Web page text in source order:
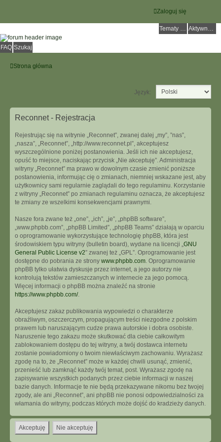
Zaloguj się
Tematy bez odpowiedzi Aktywne tematy
FAQ Szukaj
Strona główna
Język:
Reconnet - Rejestracja
Rejestrując się na witrynie „Reconnet”, zwanej dalej „my”, ”nas”,
„nasza”, „Reconnet”, „http://www.reconnet.pl”, akceptujesz
wyszczególnione poniżej postanowienia. Jeśli ich nie akceptujesz,
opuść to miejsce, naciskając przycisk „Nie akceptuję”. Administracja
witryny „Reconnet” ma prawo w dowolnym czasie zmienić poniższe
postanowienia, informując cię o zmianach, niemniej wskazane jest, aby
użytkownicy sami regularnie zaglądali do tego regulaminu. Korzystanie
z witryny „Reconnet” po zmianach regulaminu oznacza, że akceptujesz
te zmiany ze wszelkimi konsekwencjami prawnymi.
Nasze fora zwane też „one”, „ich”, „je”, „phpBB software”,
„www.phpbb.com”, „phpBB Limited”, „phpBB Teams” działają w oparciu
o oprogramowanie wykorzystujące technologię phpBB, która jest
środowiskiem typu witryny (bulletin board), wydane na licencji „GNU
General Public License v2” zwanej też „GPL”. Oprogramowanie jest
dostępne do pobrania ze strony www.phpbb.com. Oprogramowanie
phpBB tylko ułatwia dyskusje przez internet, a jego autorzy nie
kontrolują tekstów zamieszczanych w internecie za jego pomocą.
Więcej informacji o phpBB można znaleźć na stronie
https://www.phpbb.com/.
Akceptujesz zakaz publikowania wypowiedzi o charakterze
obraźliwym, oszczerczym, propagującym treści niezgodne z polskim
prawem lub naruszającym cudze prawa autorskie i dobra osobiste.
Naruszenie tego zakazu może skutkować dla ciebie całkowitym
zablokowaniem dostępu do tej witryny, a twój dostawca internetu
zostanie powiadomiony o twoim niewłaściwym zachowaniu. Wyrażasz
zgodę na to, że „Reconnet” może w każdej chwili usunąć, zmienić,
przenieść lub zamknąć każdy twój temat, post. Wyrażasz zgodę na
zapisywanie wszystkich podanych przez ciebie informacji w naszej
bazie danych. Informacje te nie będą przekazywane nikomu bez twojej
zgody, ale ani „Reconnet”, ani phpBB nie ponosi odpowiedzialności za
włamania do witryny, podczas których może dojść do kradzieży danych.